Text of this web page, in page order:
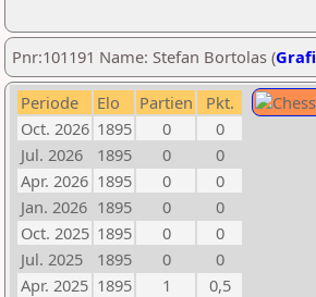
Pnr:101191 Name: Stefan Bortolas (
Periode Elo Partien
Pkt.
Oct. 2026 1895 0
0
Jul. 2026
1895 0
0
Apr. 2026 1895 0
0
Jan. 2026 1895 0
0
Oct. 2025 1895 0
0
Jul. 2025
1895 0
0
Apr. 2025 1895 1
0,5